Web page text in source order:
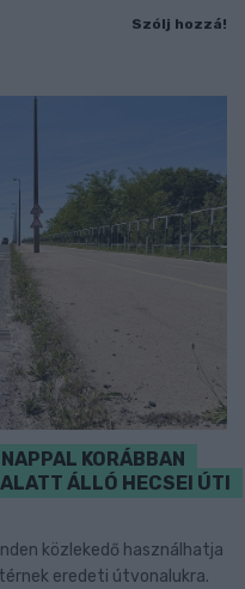
Szólj hozzá!
KORÁBBAN
ÁLLÓ HECSEI ÚTI
közlekedő használhatja
eredeti útvonalukra.